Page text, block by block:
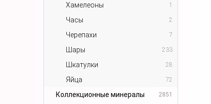
Хамелеоны 1
Часы 2
Черепахи 7
Шары 233
Шкатулки 28
Яйца 72
Коллекционные минералы 2851